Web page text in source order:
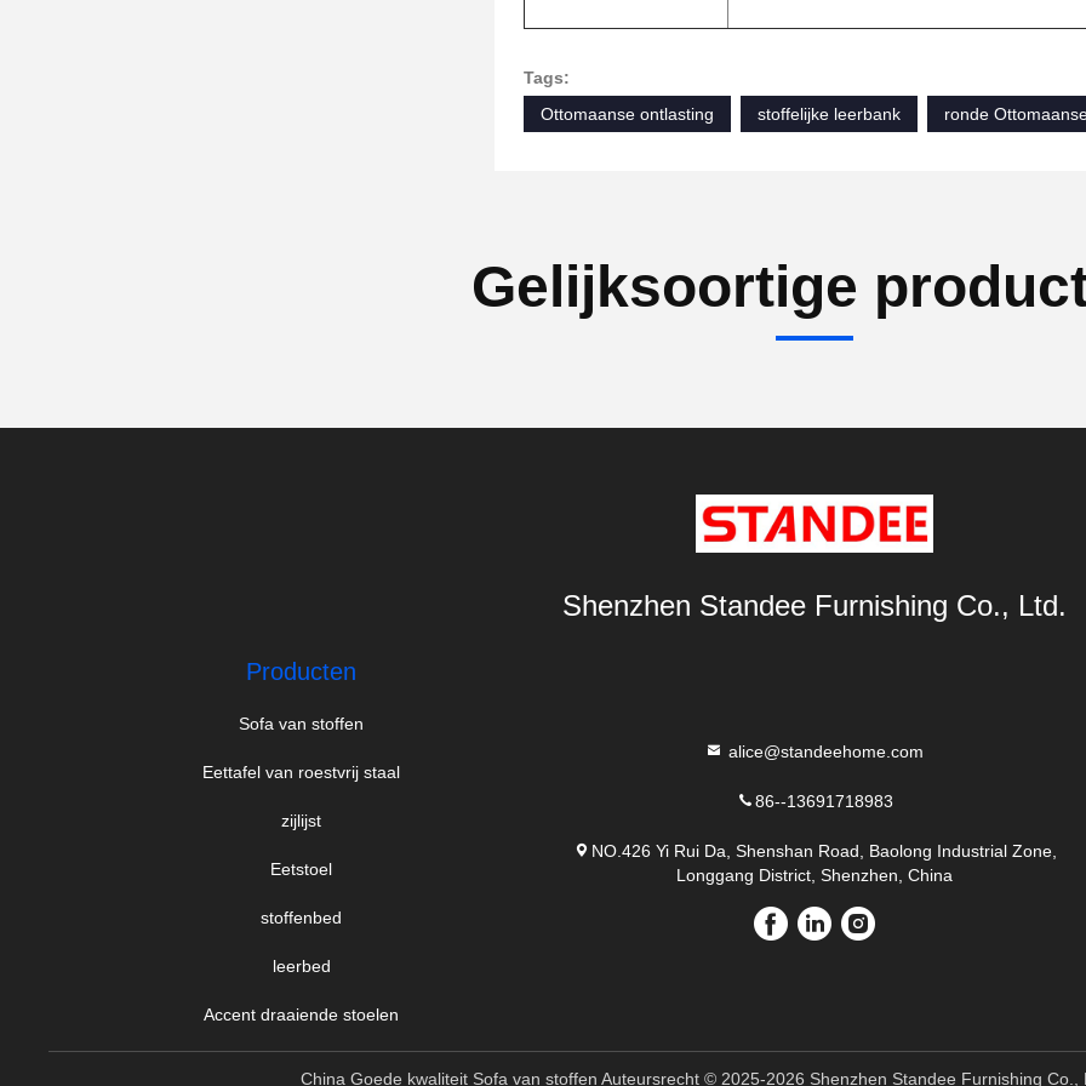
Tags:
Ottomaanse ontlasting
stoffelijke leerbank ronde
Gelijksoortige
Shenzhen Standee Furnishing Co., Ltd.
Producten
Sofa van stoffen
Eettafel van roestvrij staal
zijlijst
Eetstoel
stoffenbed
leerbed
Accent draaiende stoelen
alice@standeehome.com
86--13691718983
NO.426 Yi Rui Da, Shenshan Road, Baolong Industrial Zone,
Longgang District, Shenzhen, China
China Goede kwaliteit Sofa van stoffen Auteursrecht © 2025-2026 Shenzhen Standee Furnishing Co.,